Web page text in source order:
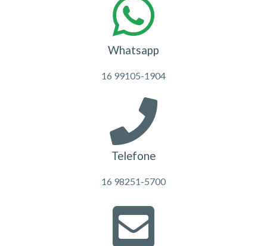
Whatsapp
16 99105-1904
Telefone
16 98251-5700